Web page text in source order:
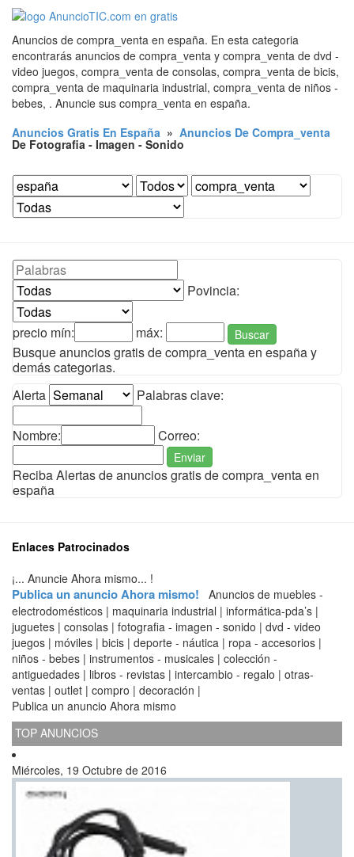
Anuncios de compra_venta en españa. En esta categoria
encontrarás anuncios de compra_venta y compra_venta de dvd -
video juegos, compra_venta de consolas, compra_venta de bicis,
compra_venta de maquinaria industrial, compra_venta de niños -
bebes, . Anuncie sus compra_venta en españa.
Anuncios Gratis En España » Anuncios De Compra_venta
De Fotografia - Imagen - Sonido
Povincia:
precio mín: máx: Buscar
Busque anuncios gratis de compra_venta en españa y
demás categorias.
Alerta
Palabras clave:
Nombre: Correo:
Enviar
Reciba Alertas de anuncios gratis de compra_venta en
españa
Enlaces Patrocinados
¡... Anuncie Ahora mismo... !
Publica un anuncio Ahora mismo! Anuncios de muebles -
electrodomésticos | maquinaria industrial | informática-pda’s |
juguetes | consolas | fotografia - imagen - sonido | dvd - video
juegos | móviles | bicis | deporte - náutica | ropa - accesorios |
niños - bebes | instrumentos - musicales | colección -
antiguedades | libros - revistas | intercambio - regalo | otras-
ventas | outlet | compro | decoración |
Publica un anuncio Ahora mismo
TOP ANUNCIOS
Miércoles, 19 Octubre de 2016